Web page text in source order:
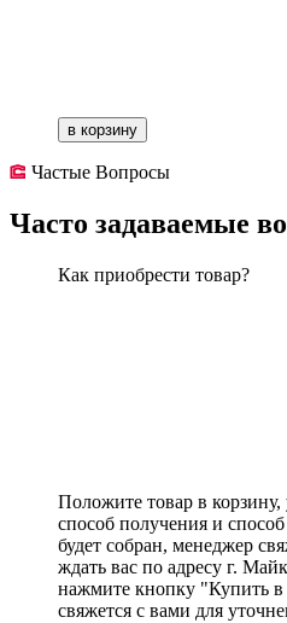
в корзину
Частые Вопросы
Часто задаваемые
Как приобрести товар?
Положите товар в
способ получения и
будет собран, менеджер
ждать вас по адресу г.
нажмите кнопку "Купить
свяжется с вами для